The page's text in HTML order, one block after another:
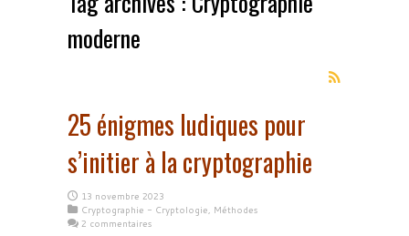
moderne
25 énigmes ludiques pour
s’initier à la cryptographie
13 novembre 2023
Cryptographie - Cryptologie, Méthodes
2 commentaires